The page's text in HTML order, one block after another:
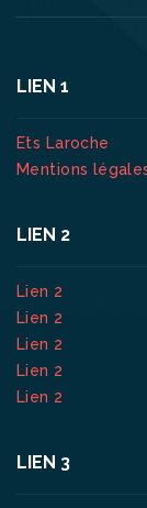
LIEN 1
Ets Laroche
Mentions
LIEN 2
Lien 2
Lien 2
Lien 2
Lien 2
Lien 2
LIEN 3